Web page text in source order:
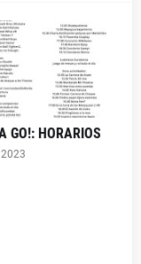
GO!: HORARIOS